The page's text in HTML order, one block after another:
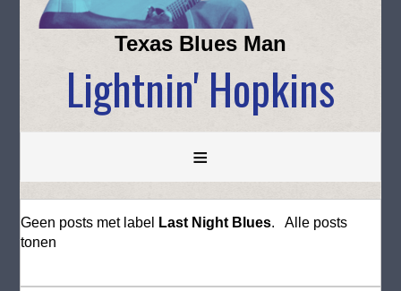
Texas Blues Man
Lightnin' Hopkins
≡
Geen posts met label Last Night Blues.
Alle posts
tonen